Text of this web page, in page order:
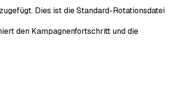
Dies ist die Standard-Rotationsdatei
den Kampagnenfortschritt und die